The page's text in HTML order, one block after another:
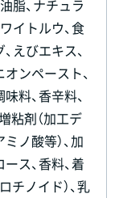
脂、ナチュラ
イトルウ、食
えびエキス、
ンペースト、
料、香辛料、
粘剤（加工デ
ミノ酸等）、加
ス、香料、着
チノイド）、乳